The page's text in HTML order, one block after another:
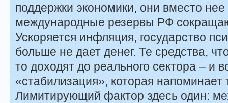
поддержки экономики, они вместо
международные резервы РФ
Ускоряется инфляция, государство
больше не дает денег. Те средства,
то доходят до реального сектора – и
«стабилизация», которая
Лимитирующий фактор здесь один: